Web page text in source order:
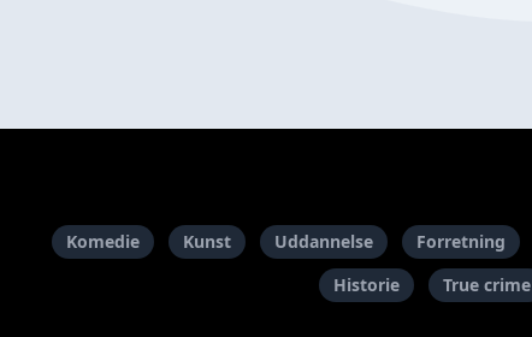
Komedie Kunst Uddannelse Forretning
Historie
True crime